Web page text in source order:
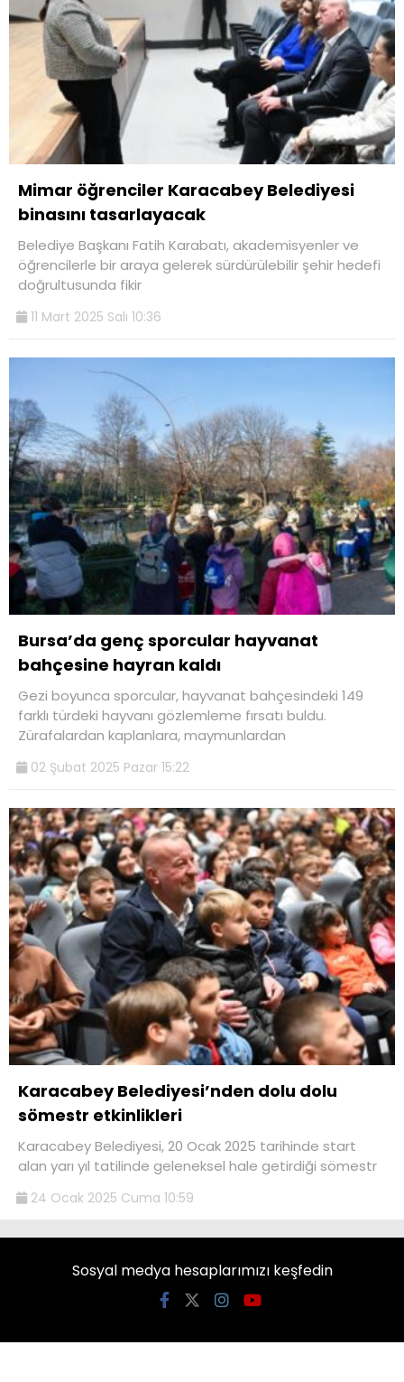
Mimar öğrenciler Karacabey Belediyesi
binasını tasarlayacak
Belediye Başkanı Fatih Karabatı, akademisyenler ve
öğrencilerle bir araya gelerek sürdürülebilir şehir hedefi
doğrultusunda fikir
11 Mart 2025 Salı 10:36
Bursa’da genç sporcular hayvanat
bahçesine hayran kaldı
Gezi boyunca sporcular, hayvanat bahçesindeki 149
farklı türdeki hayvanı gözlemleme fırsatı buldu.
Zürafalardan kaplanlara, maymunlardan
02 Şubat 2025 Pazar 15:22
Karacabey Belediyesi’nden dolu dolu
sömestr etkinlikleri
Karacabey Belediyesi, 20 Ocak 2025 tarihinde start
alan yarı yıl tatilinde geleneksel hale getirdiği sömestr
24 Ocak 2025 Cuma 10:59
Sosyal medya hesaplarımızı keşfedin